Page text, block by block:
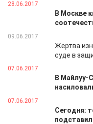
28.06.2017
В Москве
09.06.2017
Жертва
суде в
07.06.2017
В Майлуу-
07.06.2017
Сегодня: